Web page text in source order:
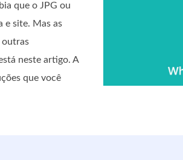
que o JPG ou
e site. Mas as
outras
neste artigo. A
que você